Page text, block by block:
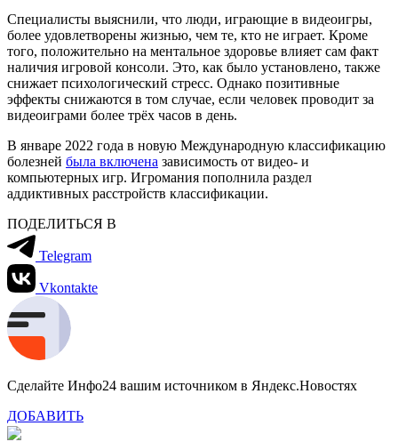
Специалисты выяснили, что люди, играющие в видеоигры,
более удовлетворены жизнью, чем те, кто не играет. Кроме
того, положительно на ментальное здоровье влияет сам факт
наличия игровой консоли. Это, как было установлено, также
снижает психологический стресс. Однако позитивные
эффекты снижаются в том случае, если человек проводит за
видеоиграми более трёх часов в день.
В январе 2022 года в новую Международную классификацию
болезней была включена зависимость от видео- и
компьютерных игр. Игромания пополнила раздел
аддиктивных расстройств классификации.
ПОДЕЛИТЬСЯ В
Telegram
Vkontakte
Сделайте Инфо24 вашим источником в Яндекс.Новостях
ДОБАВИТЬ